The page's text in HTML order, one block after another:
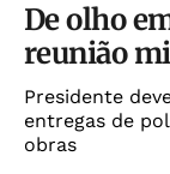
De olho
reunião
Presidente
entregas de
obras